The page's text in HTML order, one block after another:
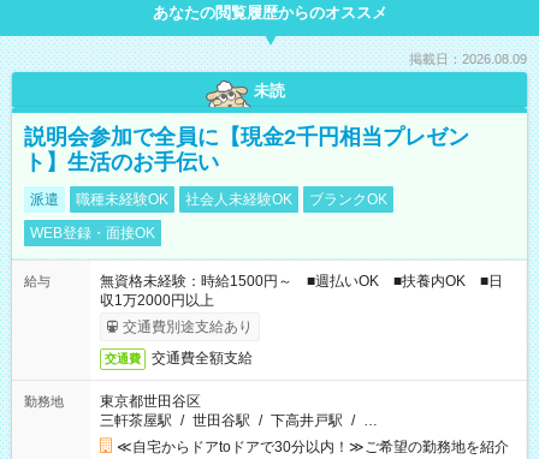
あなたの閲覧履歴からのオススメ
掲載日：2026.08.09
未読
説明会参加で全員に【現金2千円相当プレゼン
ト】生活のお手伝い
派遣 職種未経験OK 社会人未経験OK
ブランクOK
WEB登録・面接OK
給与
無資格未経験：時給1500円～ ■週払いOK ■扶養内OK ■日
収1万2000円以上
交通費別途支給あり
交通費 交通費全額支給
勤務地
東京都世田谷区
三軒茶屋駅 / 世田谷駅 / 下高井戸駅 / …
≪自宅からドアtoドアで30分以内！≫ご希望の勤務地を紹介